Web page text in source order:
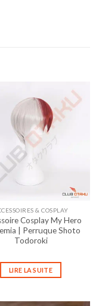
& COSPLAY
Cosplay My Hero
| Perruque Shoto
Todoroki
LIRE LA SUITE